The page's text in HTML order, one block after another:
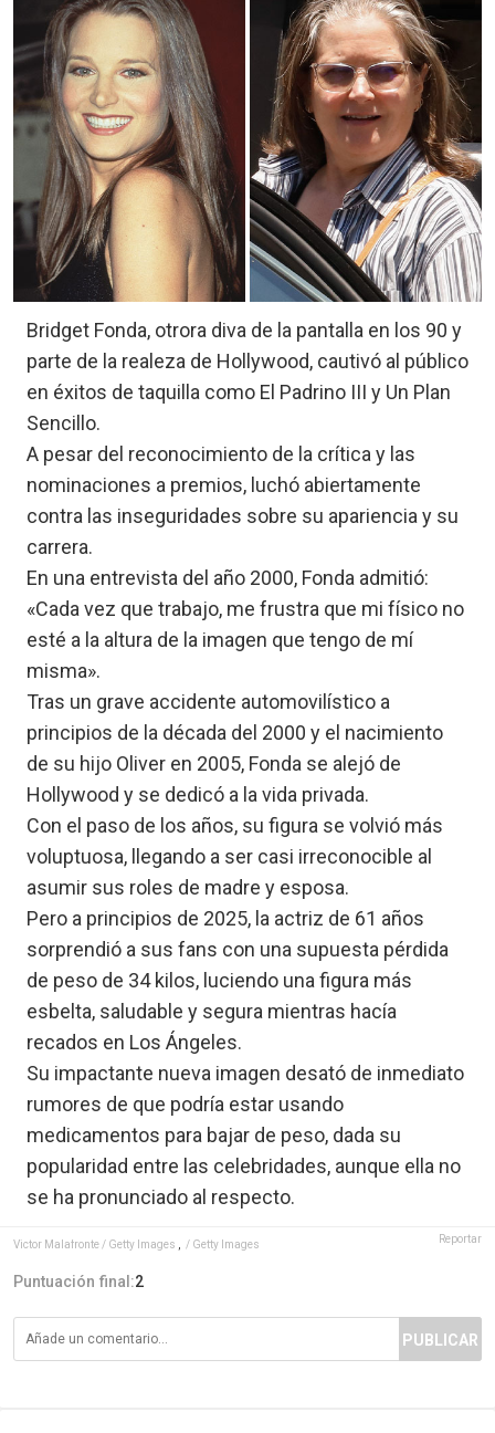
Bridget Fonda, otrora diva de la pantalla en los 90 y
parte de la realeza de Hollywood, cautivó al público
en éxitos de taquilla como El Padrino III y Un Plan
Sencillo.
A pesar del reconocimiento de la crítica y las
nominaciones a premios, luchó abiertamente
contra las inseguridades sobre su apariencia y su
carrera.
En una entrevista del año 2000, Fonda admitió:
«Cada vez que trabajo, me frustra que mi físico no
esté a la altura de la imagen que tengo de mí
misma».
Tras un grave accidente automovilístico a
principios de la década del 2000 y el nacimiento
de su hijo Oliver en 2005, Fonda se alejó de
Hollywood y se dedicó a la vida privada.
Con el paso de los años, su figura se volvió más
voluptuosa, llegando a ser casi irreconocible al
asumir sus roles de madre y esposa.
Pero a principios de 2025, la actriz de 61 años
sorprendió a sus fans con una supuesta pérdida
de peso de 34 kilos, luciendo una figura más
esbelta, saludable y segura mientras hacía
recados en Los Ángeles.
Su impactante nueva imagen desató de inmediato
rumores de que podría estar usando
medicamentos para bajar de peso, dada su
popularidad entre las celebridades, aunque ella no
se ha pronunciado al respecto.
Victor Malafronte / Getty Images / Getty Images Reportar
Puntuación final:2
PUBLICAR